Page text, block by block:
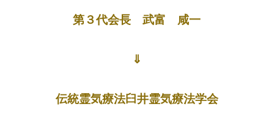
第３代会長 武富 咸一
⇓
伝統霊気療法臼井霊気療法学会